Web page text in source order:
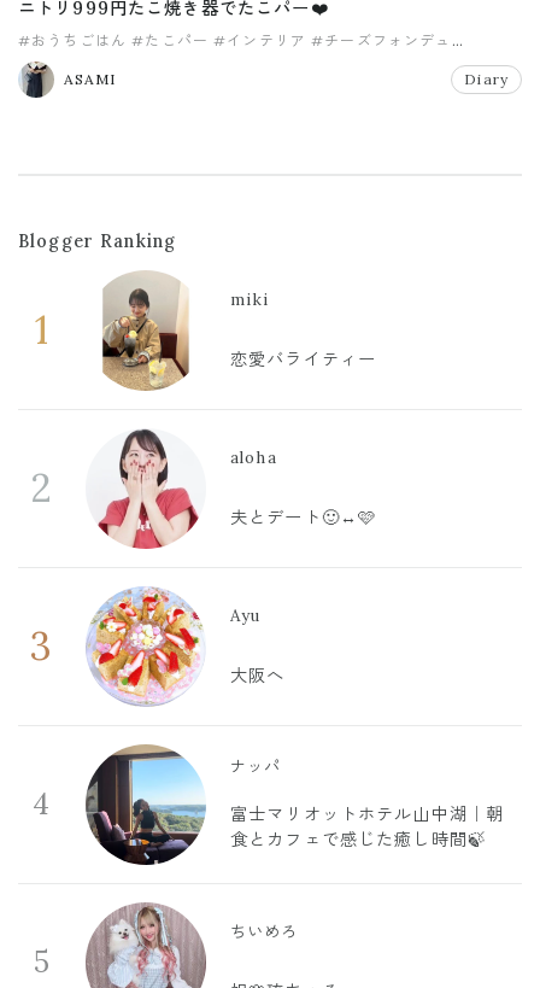
ニトリ999円たこ焼き器でたこパー❤️
#おうちごはん #たこパー #インテリア #チーズフォンデュ
#テーブルコーディネート
ASAMI
Diary
Blogger Ranking
1
miki
恋愛バライティー
2
aloha
夫とデート🙂‍↔️🩷
3
Ayu
大阪へ
4
ナッパ
富士マリオットホテル山中湖｜朝
食とカフェで感じた癒し時間🍃
5
ちいめろ